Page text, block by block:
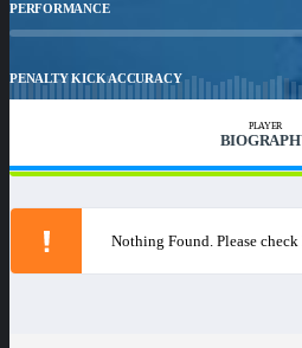
PERFORMANCE
PENALTY KICK ACCURACY
PLAYER
Nothing Found. Please